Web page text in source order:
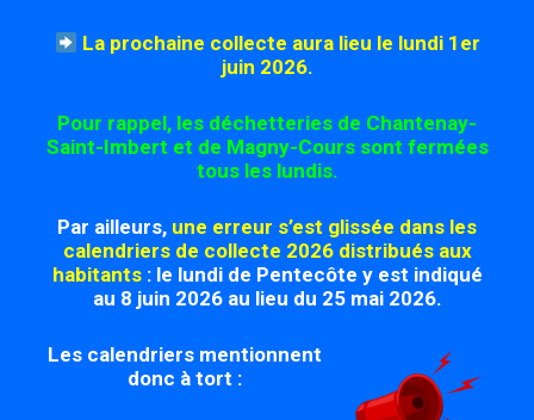
La prochaine collecte aura lieu le lundi 1er
juin 2026.
Pour rappel, les déchetteries de Chantenay-
Saint-Imbert et de Magny-Cours sont fermées
tous les lundis.
Par ailleurs, une erreur s’est glissée dans les
calendriers de collecte 2026 distribués aux
habitants : le lundi de Pentecôte y est indiqué
au 8 juin 2026 au lieu du 25 mai 2026.
Les calendriers mentionnent
donc à tort :